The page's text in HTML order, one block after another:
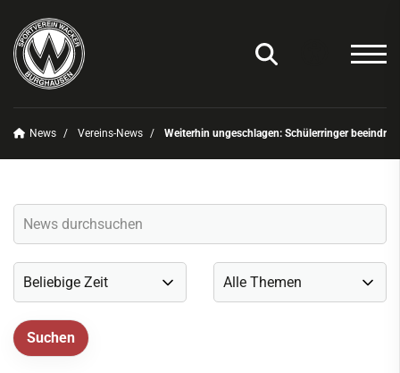
News Vereins-News Weiterhin ungeschlagen: Schülerringer
Vereins-News
Vereins-App/Vereinszeitung
Onlineshop
Sportdeutschland-News